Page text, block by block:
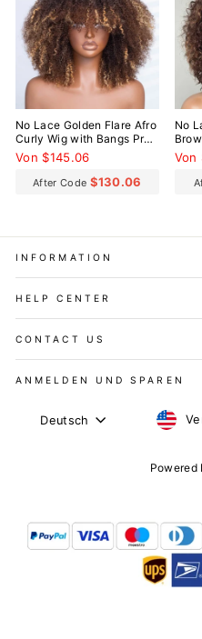
No Lace Golden Flare Afro
Curly Wig with Bangs Pre-
Everything Wear Go
Glueless Wig
Von $145.06
After Code $130.06
No
Wig
Von
INFORMATION
HELP CENTER
CONTACT US
ANMELDEN UND SPAREN
SPRACHE
Deutsch
Powered